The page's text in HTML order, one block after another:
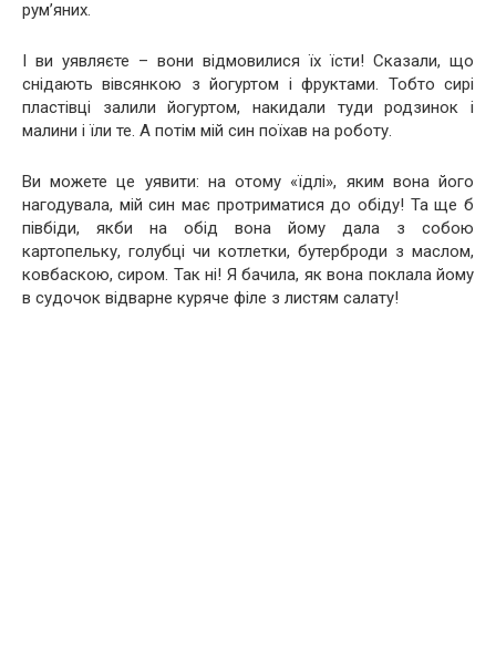
рум’яних.
І ви уявляєте – вони відмовилися їх їсти! Сказали, що
снідають вівсянкою з йогуртом і фруктами. Тобто сирі
пластівці залили йогуртом, накидали туди родзинок і
малини і їли те. А потім мій син поїхав на роботу.
Ви можете це уявити: на отому «їдлі», яким вона його
нагодувала, мій син має протриматися до обіду! Та ще б
півбіди, якби на обід вона йому дала з собою
картопельку, голубці чи котлетки, бутерброди з маслом,
ковбаскою, сиром. Так ні! Я бачила, як вона поклала йому
в судочок відварне куряче філе з листям салату!